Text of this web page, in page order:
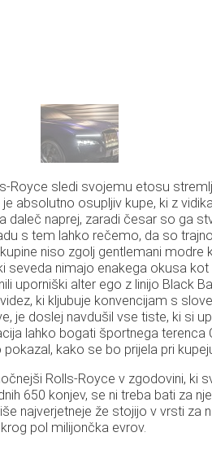
Royce sledi svojemu etosu
absolutno osupljiv kupe, ki z
daleč naprej, zaradi česar so ga
s tem lahko rečemo, da so
niso zgolj gentlemani modre
seveda nimajo enakega okusa
uporniški alter ego z linijo Black
ki kljubuje konvencijam s
je doslej navdušil vse tiste, ki si
lahko bogati športnega terenca
kako se bo prijela pri
Rolls-Royce v zgodovini, ki
650 konjev, se ni treba bati za
najverjetneje že stojijo v vrsti za
pol milijončka evrov.